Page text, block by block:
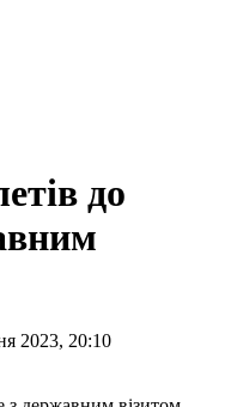
до
2023, 20:10